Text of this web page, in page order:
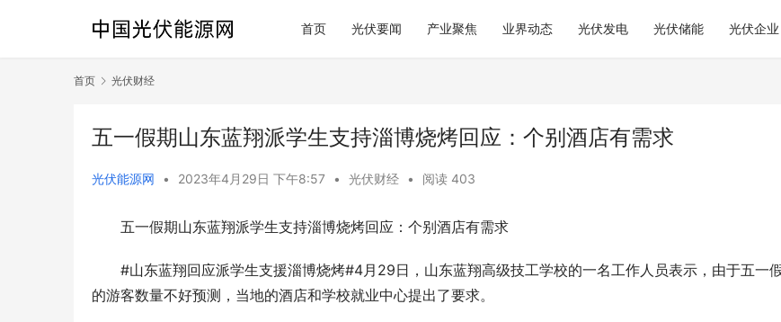
首页 光伏要闻 产业聚焦 业界动态 光伏发电 光伏储能 光伏企业
首页 光伏财经
五一假期山东蓝翔派学生支持淄博烧烤回应：个别酒店有需求
光伏能源网 • 2023年4月29日 下午8:57 • 光伏财经 • 阅读 403
五一假期山东蓝翔派学生支持淄博烧烤回应：个别酒店有需求
#山东蓝翔回应派学生支援淄博烧烤#4月29日，山东蓝翔高级技工学校的一名工作人员表示，由于五一
的游客数量不好预测，当地的酒店和学校就业中心提出了要求。